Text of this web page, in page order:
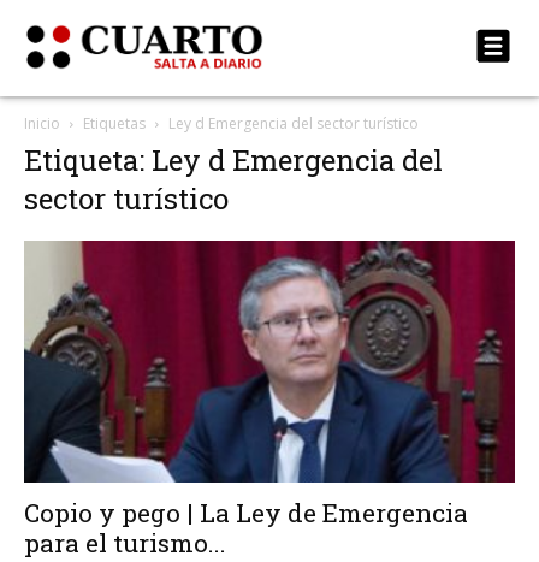
Inicio Etiquetas Ley d Emergencia del sector turístico
Etiqueta: Ley d Emergencia del
sector turístico
Copio y pego | La Ley de Emergencia
para el turismo...